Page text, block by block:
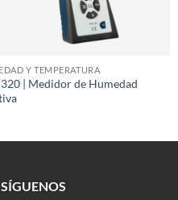
Y TEMPERATURA
320 | Medidor de Humedad
SÍGUENOS